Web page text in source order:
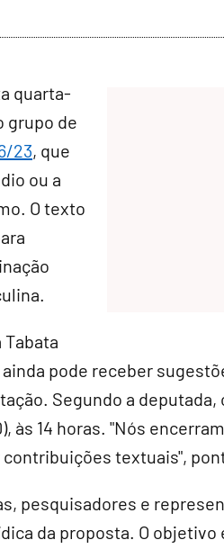
quarta-
grupo de
23, que
ou a
. O texto
.
pode receber
Segundo a deputada,
às 14 horas. "Nós
textuais",
pesquisadores e
da proposta. O objetivo